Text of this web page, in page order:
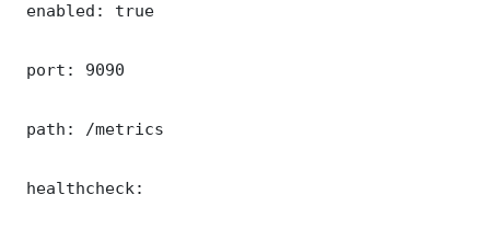
enabled: true
port: 9090
path: /metrics
healthcheck: